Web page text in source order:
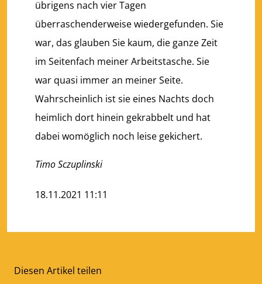
übrigens nach vier Tagen
überraschenderweise wiedergefunden. Sie
war, das glauben Sie kaum, die ganze Zeit
im Seitenfach meiner Arbeitstasche. Sie
war quasi immer an meiner Seite.
Wahrscheinlich ist sie eines Nachts doch
heimlich dort hinein gekrabbelt und hat
dabei womöglich noch leise gekichert.
Timo Sczuplinski
18.11.2021 11:11
Diesen Artikel teilen